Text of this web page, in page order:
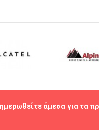
άμεσα για τα